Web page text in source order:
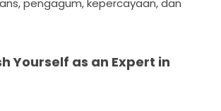
pengagum, kepercayaan, dan
Yourself as an Expert in